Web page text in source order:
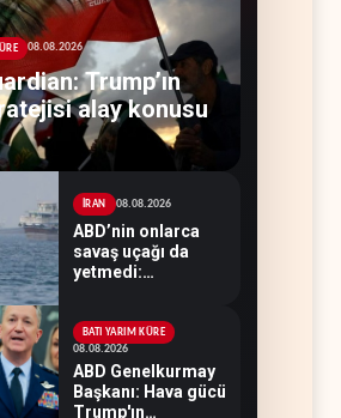
08.08.2026
Trump’ın
alay konusu
İRAN 08.08.2026
ABD’nin onlarca
savaş uçağı da
yetmedi:
BATI YARIM KÜRE
08.08.2026
ABD Genelkurmay
Başkanı: Hava gücü
Trump'ın